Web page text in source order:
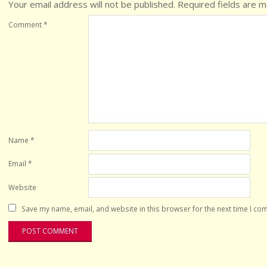
Your email address will not be published. Required fields are
Comment*
Name *
Email *
Website
Save my name, email, and website in this browser for the next time I